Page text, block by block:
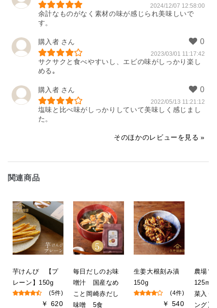
2024/12/07 12:58:00
余計なものがなく素材の味が感じられ美味しいで
す。
購入者
2023/03/01 11:17:42
サクサクと食べやすいし、エビの味がしっかり楽し
める｡
購入者
2022/05/13 11:21:12
塩味と比べ味がしっかりしていて美味しく感じまし
た。
そのほかのレビューを見る
関連商品
芋けんぴ 【プ
レーン】150g
(5件)
￥ 620
毎日だしのお味
噌汁 国産なめ
こと岡崎赤だし
味噌 5食
生姜大根刻み漬
150g
(4件)
￥ 540
農場
125ml
菜入り
ング】